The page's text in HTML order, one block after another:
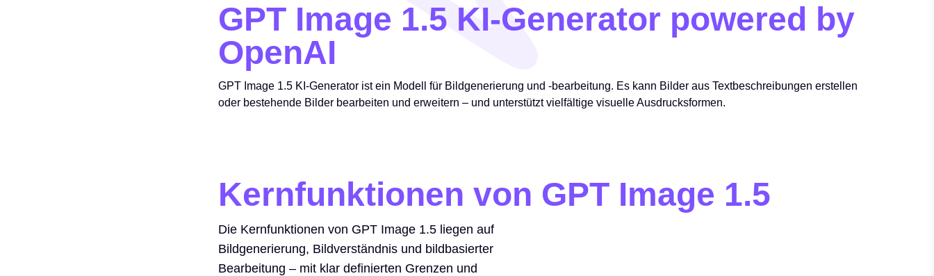
GPT Image 1.5 KI-Generator powered by
OpenAI
GPT Image 1.5 KI-Generator ist ein Modell für Bildgenerierung und -bearbeitung. Es kann Bilder aus Textbeschreibungen erstellen
oder bestehende Bilder bearbeiten und erweitern – und unterstützt vielfältige visuelle Ausdrucksformen.
Kernfunktionen von GPT Image 1.5
Die Kernfunktionen von GPT Image 1.5 liegen auf
Bildgenerierung, Bildverständnis und bildbasierter
Bearbeitung – mit klar definierten Grenzen und